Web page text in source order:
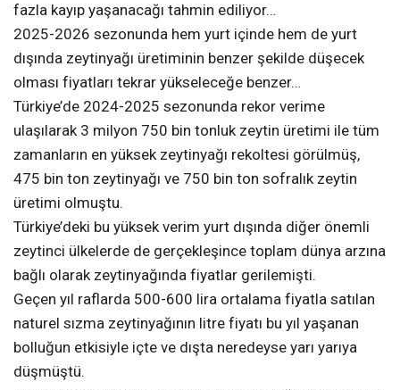
fazla kayıp yaşanacağı tahmin ediliyor…
2025-2026 sezonunda hem yurt içinde hem de yurt
dışında zeytinyağı üretiminin benzer şekilde düşecek
olması fiyatları tekrar yükseleceğe benzer…
Türkiye’de 2024-2025 sezonunda rekor verime
ulaşılarak 3 milyon 750 bin tonluk zeytin üretimi ile tüm
zamanların en yüksek zeytinyağı rekoltesi görülmüş,
475 bin ton zeytinyağı ve 750 bin ton sofralık zeytin
üretimi olmuştu.
Türkiye’deki bu yüksek verim yurt dışında diğer önemli
zeytinci ülkelerde de gerçekleşince toplam dünya arzına
bağlı olarak zeytinyağında fiyatlar gerilemişti.
Geçen yıl raflarda 500-600 lira ortalama fiyatla satılan
naturel sızma zeytinyağının litre fiyatı bu yıl yaşanan
bolluğun etkisiyle içte ve dışta neredeyse yarı yarıya
düşmüştü.